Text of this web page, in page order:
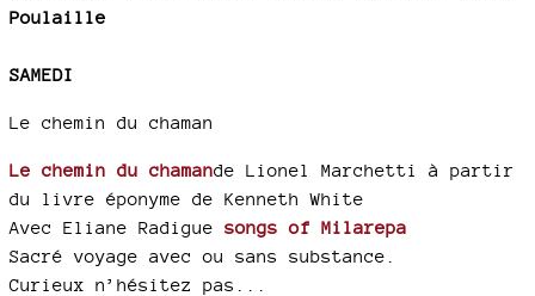
Poulaille
SAMEDI
Le chemin du chaman
Le chemin du chamande Lionel Marchetti à partir
du livre éponyme de Kenneth White
Avec Eliane Radigue songs of Milarepa
Sacré voyage avec ou sans substance.
Curieux n’hésitez pas...